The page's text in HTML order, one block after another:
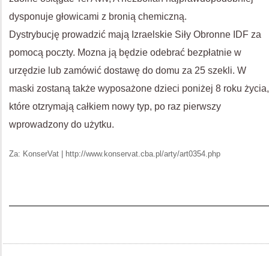
dysponuje głowicami z bronią chemiczną.
Dystrybucję prowadzić mają Izraelskie Siły Obronne IDF za
pomocą poczty. Mozna ją będzie odebrać bezpłatnie w
urzędzie lub zamówić dostawę do domu za 25 szekli. W
maski zostaną także wyposażone dzieci poniżej 8 roku życia,
które otzrymają całkiem nowy typ, po raz pierwszy
wprowadzony do użytku.
Za: KonserVat | http://www.konservat.cba.pl/arty/art0354.php